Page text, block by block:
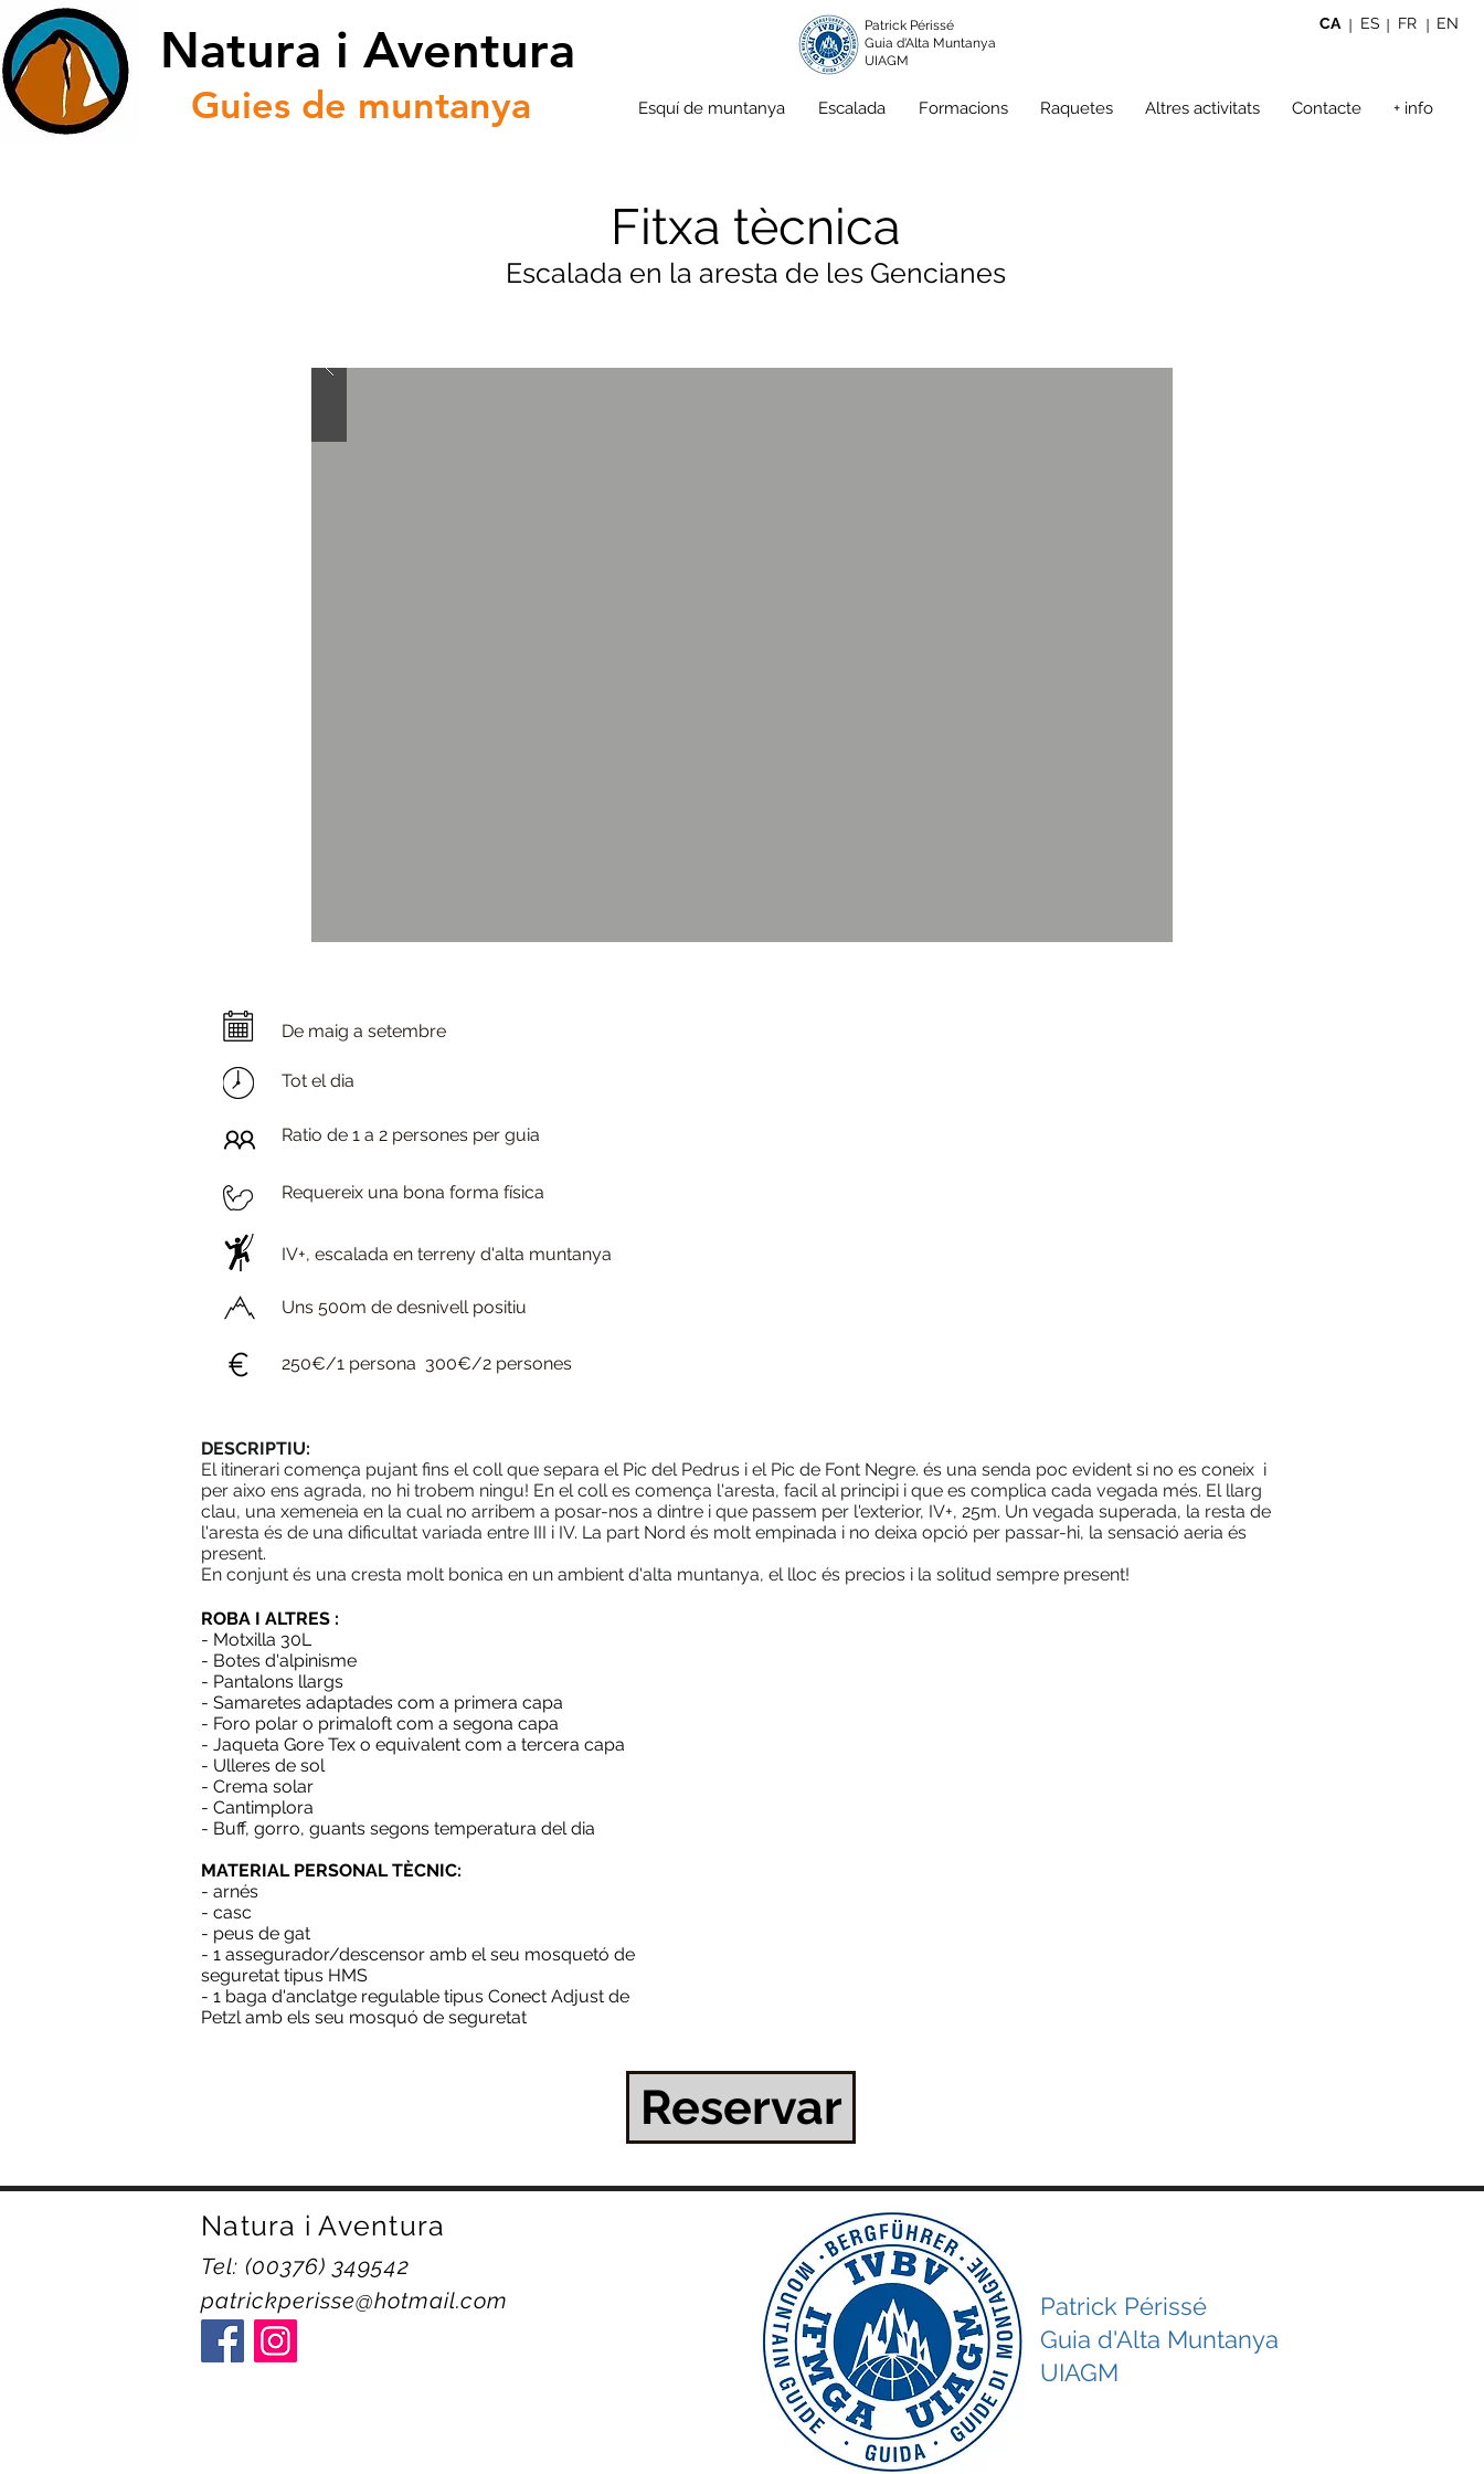
Natura i Aventura
Guies de muntanya
Patrick Périssé
Guia d'Alta Muntanya
UIAGM
CA ES FR EN
Esquí de muntanya Escalada Formacions Raquetes Altres activitats Contacte + info
Fitxa tècnica
Escalada en la aresta de les Gencianes
De maig a setembre
Tot el dia
Ratio de 1 a 2 persones per guia
Requereix una bona forma física
IV+, escalada en terreny d'alta muntanya
Uns 500m de desnivell positiu
250€/1 persona 300€/2 persones
DESCRIPTIU:
El itinerari comença pujant fins el coll que separa el Pic del Pedrus i el Pic de Font Negre. és una senda poc evident si no es coneix i
per aixo ens agrada, no hi trobem ningu! En el coll es comença l'aresta, facil al principi i que es complica cada vegada més. El llarg
clau, una xemeneia en la cual no arribem a posar-nos a dintre i que passem per l'exterior, IV+, 25m. Un vegada superada, la resta de
l'aresta és de una dificultat variada entre III i IV. La part Nord és molt empinada i no deixa opció per passar-hi, la sensació aeria és
present.
En conjunt és una cresta molt bonica en un ambient d'alta muntanya, el lloc és precios i la solitud sempre present!
ROBA I ALTRES :
- Motxilla 30L
- Botes d'alpinisme
- Pantalons llargs
- Samaretes adaptades com a primera capa
- Foro polar o primaloft com a segona capa
- Jaqueta Gore Tex o equivalent com a tercera capa
- Ulleres de sol
- Crema solar
- Cantimplora
- Buff, gorro, guants segons temperatura del dia
MATERIAL PERSONAL TÈCNIC:
- arnés
- casc
- peus de gat
- 1 assegurador/descensor amb el seu mosquetó de
seguretat tipus HMS
- 1 baga d'anclatge regulable tipus Conect Adjust de
Petzl amb els seu mosquó de seguretat
Reservar
Natura i Aventura
Tel: (00376) 349542
patrickperisse@hotmail.com
Patrick Périssé
Guia d'Alta Muntanya
UIAGM